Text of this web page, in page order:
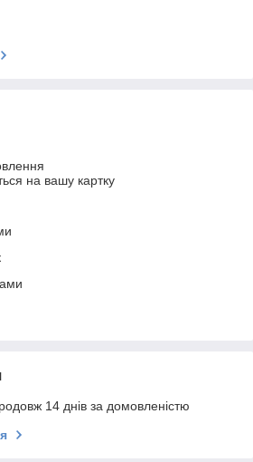
на вашу картку
14 днів за домовленістю